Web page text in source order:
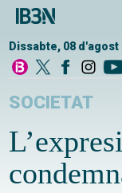
Dissabte, 08 d'agost
SOCIETAT